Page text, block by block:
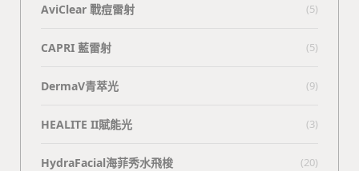
AviClear 戰痘雷射 (5)
CAPRI 藍雷射 (5)
DermaV青萃光 (9)
HEALITE II賦能光 (3)
HydraFacial海菲秀水飛梭 (20)